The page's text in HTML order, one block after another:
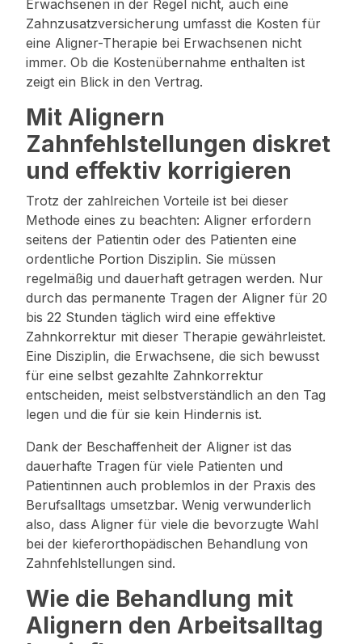
Erwachsenen in der Regel nicht, auch eine
Zahnzusatzversicherung umfasst die Kosten für
eine Aligner-Therapie bei Erwachsenen nicht
immer. Ob die Kostenübernahme enthalten ist
zeigt ein Blick in den Vertrag.
Mit Alignern
Zahnfehlstellungen diskret
und effektiv korrigieren
Trotz der zahlreichen Vorteile ist bei dieser
Methode eines zu beachten: Aligner erfordern
seitens der Patientin oder des Patienten eine
ordentliche Portion Disziplin. Sie müssen
regelmäßig und dauerhaft getragen werden. Nur
durch das permanente Tragen der Aligner für 20
bis 22 Stunden täglich wird eine effektive
Zahnkorrektur mit dieser Therapie gewährleistet.
Eine Disziplin, die Erwachsene, die sich bewusst
für eine selbst gezahlte Zahnkorrektur
entscheiden, meist selbstverständlich an den Tag
legen und die für sie kein Hindernis ist.
Dank der Beschaffenheit der Aligner ist das
dauerhafte Tragen für viele Patienten und
Patientinnen auch problemlos in der Praxis des
Berufsalltags umsetzbar. Wenig verwunderlich
also, dass Aligner für viele die bevorzugte Wahl
bei der kieferorthopädischen Behandlung von
Zahnfehlstellungen sind.
Wie die Behandlung mit
Alignern den Arbeitsalltag